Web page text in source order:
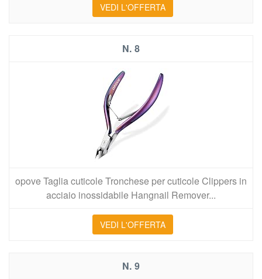
VEDI L'OFFERTA
8
opove Taglia cuticole Tronchese per cuticole Clippers in
acciaio inossidabile Hangnail Remover...
VEDI L'OFFERTA
9